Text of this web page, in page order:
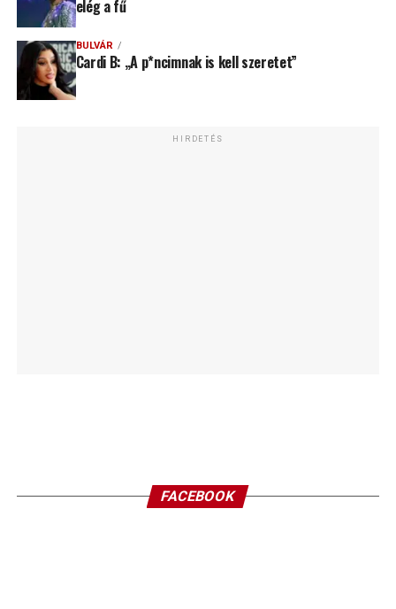
elég a fű
BULVÁR
Cardi B: „A p*ncimnak is kell szeretet”
HIRDETÉS
FACEBOOK